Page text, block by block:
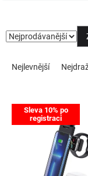
NOVINKY
Nejlevnější
Výpis produktů
Sleva 10% po
registraci